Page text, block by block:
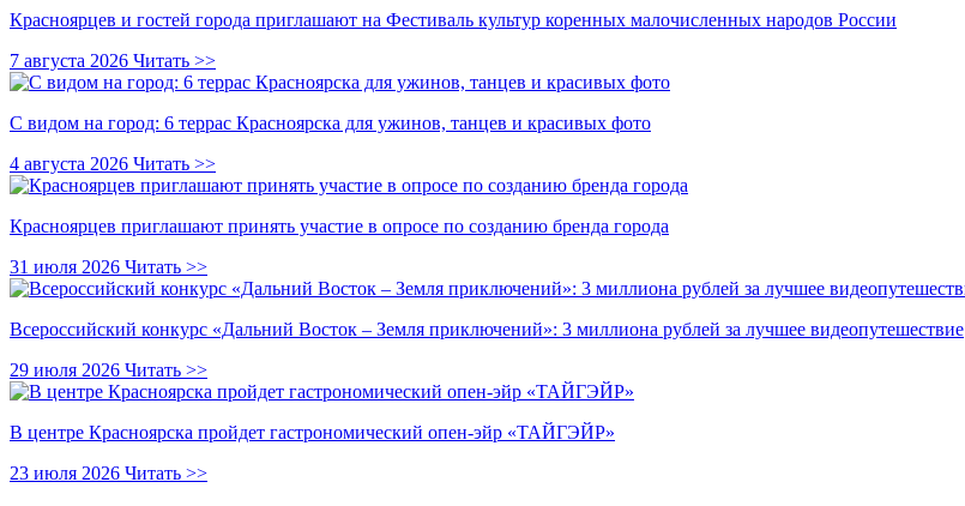
Красноярцев и гостей города приглашают на Фестиваль культур коренных малочисленных народов России
7 августа 2026 Читать >>
С видом на город: 6 террас Красноярска для ужинов, танцев и красивых фото
4 августа 2026 Читать >>
Красноярцев приглашают принять участие в опросе по созданию бренда города
31 июля 2026 Читать >>
Всероссийский конкурс «Дальний Восток – Земля приключений»: 3 миллиона рублей за лучшее видеопутешествие
29 июля 2026 Читать >>
В центре Красноярска пройдет гастрономический опен-эйр «ТАЙГЭЙР»
23 июля 2026 Читать >>